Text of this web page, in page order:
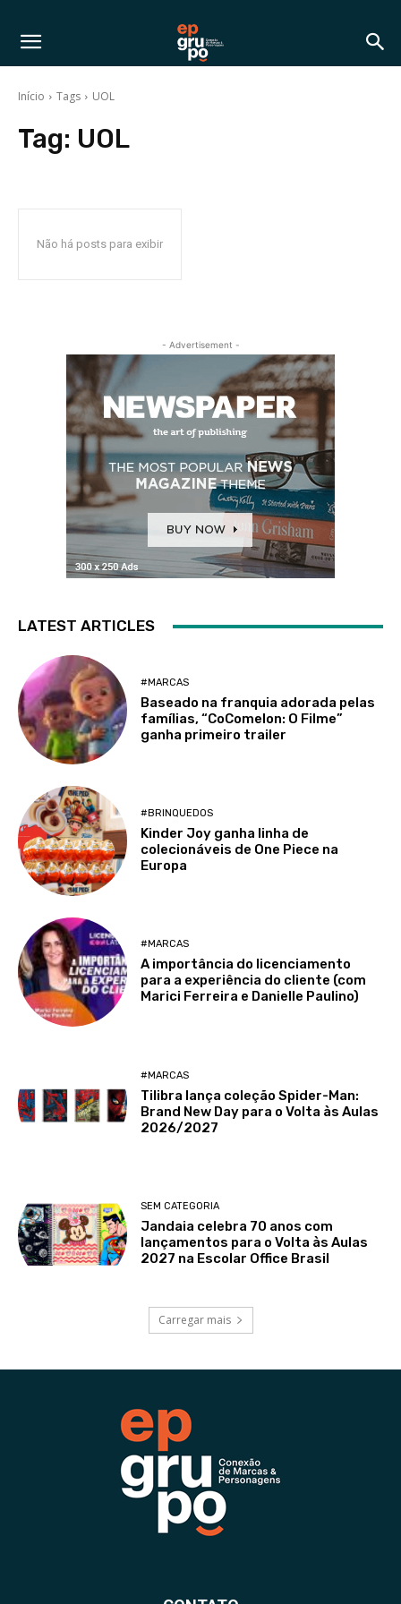
Início Tags UOL
Tag: UOL
Não há posts para exibir
- Advertisement -
LATEST ARTICLES
#MARCAS
Baseado na franquia adorada pelas
famílias, “CoComelon: O Filme”
ganha primeiro trailer
#BRINQUEDOS
Kinder Joy ganha linha de
colecionáveis de One Piece na
Europa
#MARCAS
A importância do licenciamento
para a experiência do cliente (com
Marici Ferreira e Danielle Paulino)
#MARCAS
Tilibra lança coleção Spider-Man:
Brand New Day para o Volta às Aulas
2026/2027
SEM CATEGORIA
Jandaia celebra 70 anos com
lançamentos para o Volta às Aulas
2027 na Escolar Office Brasil
Carregar mais